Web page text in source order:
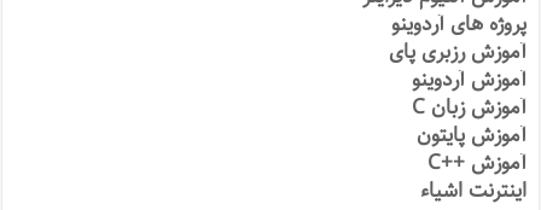
پروژه های آردوینو
آموزش رزبری پای
آموزش آردوینو
آموزش زبان C
آموزش پایتون
آموزش ++C
اینترنت اشیاء